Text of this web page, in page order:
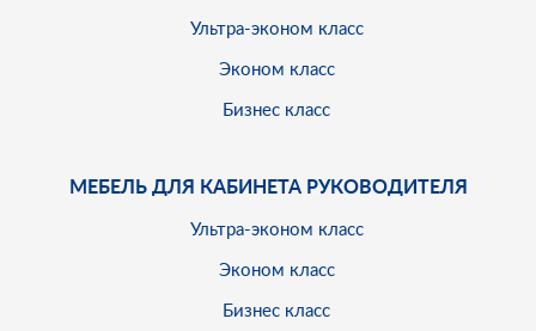
Ультра-эконом класс
Эконом класс
Бизнес класс
МЕБЕЛЬ ДЛЯ КАБИНЕТА РУКОВОДИТЕЛЯ
Ультра-эконом класс
Эконом класс
Бизнес класс